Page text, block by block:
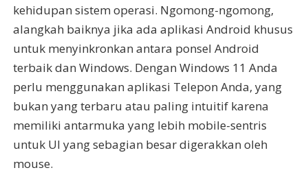
kehidupan sistem operasi. Ngomong-ngomong,
alangkah baiknya jika ada aplikasi Android khusus
untuk menyinkronkan antara ponsel Android
terbaik dan Windows. Dengan Windows 11 Anda
perlu menggunakan aplikasi Telepon Anda, yang
bukan yang terbaru atau paling intuitif karena
memiliki antarmuka yang lebih mobile-sentris
untuk UI yang sebagian besar digerakkan oleh
mouse.